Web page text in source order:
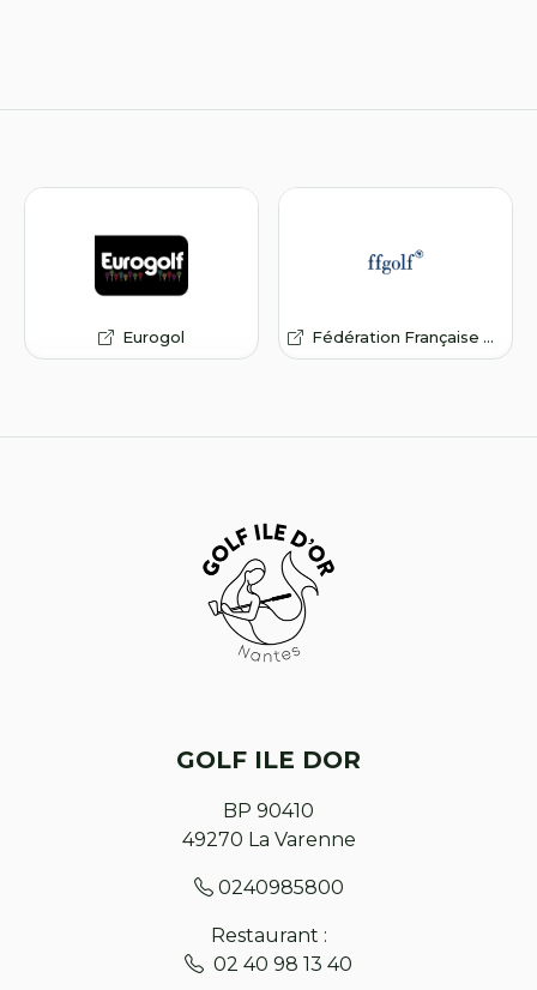
Eurogol Fédération Française de Golf
GOLF ILE DOR
BP 90410
49270 La Varenne
0240985800
Restaurant :
02 40 98 13 40